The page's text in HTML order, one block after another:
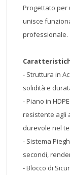
Progettato per
unisce
professionale.
- Struttura in
solidità e
- Piano in
resistente agli
durevole nel
- Sistema
secondi,
- Blocco di